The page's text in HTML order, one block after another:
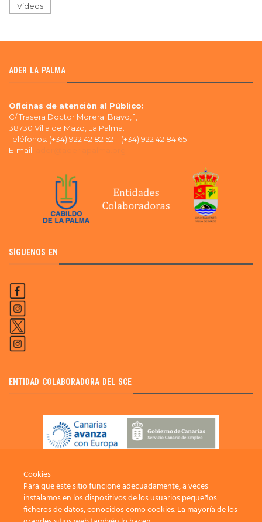
Videos
ADER LA PALMA
Oficinas de atención al Público:
C/ Trasera Doctor Morera Bravo, 1,
38730 Villa de Mazo, La Palma.
Teléfonos: (+34) 922 42 82 52 – (+34) 922 42 84 65
E-mail:
SÍGUENOS EN
ENTIDAD COLABORADORA DEL SCE
Cookies
Para que este sitio funcione adecuadamente, a veces
instalamos en los dispositivos de los usuarios pequeños
ficheros de datos, conocidos como cookies. La mayoría de los